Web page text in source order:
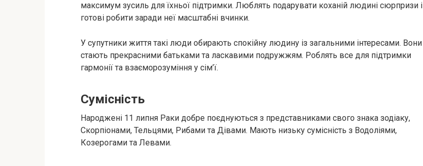
максимум зусиль для їхньої підтримки. Люблять подарувати коханій людині сюрпризи і
готові робити заради неї масштабні вчинки.
У супутники життя такі люди обирають спокійну людину із загальними інтересами. Вони
стають прекрасними батьками та ласкавими подружжям. Роблять все для підтримки
гармонії та взаєморозуміння у сім’ї.
Сумісність
Народжені 11 липня Раки добре поєднуються з представниками свого знака зодіаку,
Скорпіонами, Тельцями, Рибами та Дівами. Мають низьку сумісність з Водоліями,
Козерогами та Левами.